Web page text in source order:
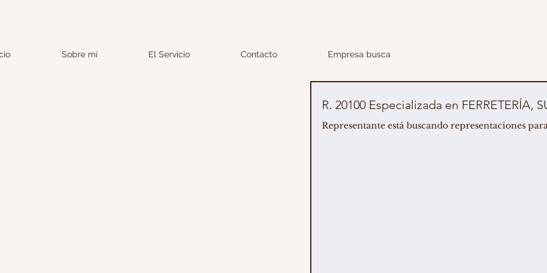
Sobre mí El Servicio Contacto Empresa busca
R. 20100 Especializada en
Representante está buscando representaciones